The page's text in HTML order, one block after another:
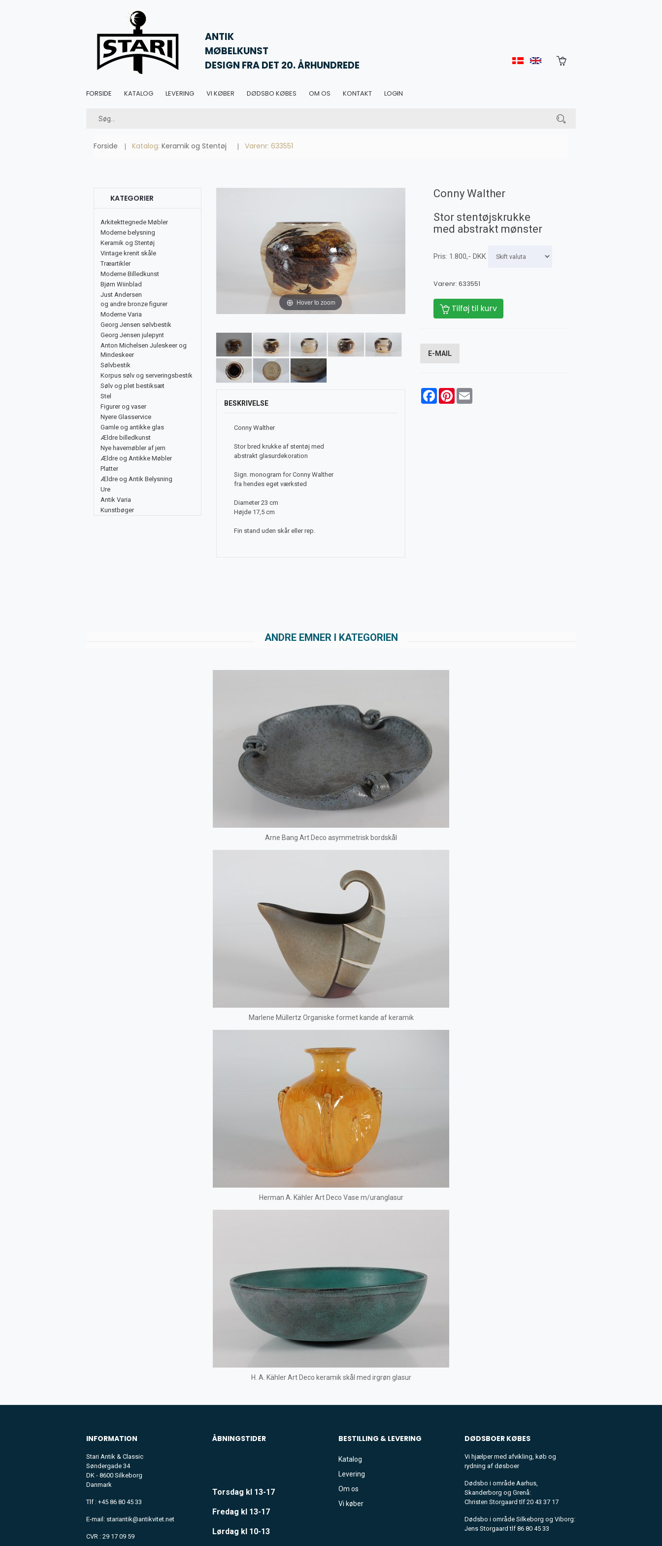
ANTIK
MØBELKUNST
DESIGN FRA DET 20. ÅRHUNDREDE
FORSIDE KATALOG LEVERING VI KØBER DØDSBO KØBES OM OS KONTAKT LOGIN
Forside Katalog: Keramik og Stentøj Varenr: 633551
KATEGORIER
Arkitekttegnede Møbler
Moderne belysning
Keramik og Stentøj
Vintage krenit skåle
Træartikler
Moderne Billedkunst
Bjørn Wiinblad
Just Andersen
og andre bronze figurer
Moderne Varia
Georg Jensen sølvbestik
Georg Jensen julepynt
Anton Michelsen Juleskeer og
Mindeskeer
Sølvbestik
Korpus sølv og serveringsbestik
Sølv og plet bestiksæt
Stel
Figurer og vaser
Nyere Glasservice
Gamle og antikke glas
Ældre billedkunst
Nye havemøbler af jern
Ældre og Antikke Møbler
Platter
Ældre og Antik Belysning
Ure
Antik Varia
Kunstbøger
Hover to zoom
BESKRIVELSE
Conny Walther
Stor bred krukke af stentøj med
abstrakt glasurdekoration
Sign. monogram for Conny Walther
fra hendes eget værksted
Diameter 23 cm
Højde 17,5 cm
Fin stand uden skår eller rep.
Conny Walther
Stor stentøjskrukke
med abstrakt mønster
Pris: 1.800,- DKK
Varenr: 633551
Tilføj til kurv
E-MAIL
FacebookPinterestEmail
ANDRE EMNER I KATEGORIEN
Arne Bang Art Deco asymmetrisk bordskål
Marlene Müllertz Organiske formet kande af keramik
Herman A. Kähler Art Deco Vase m/uranglasur
H. A. Kähler Art Deco keramik skål med irgrøn glasur
INFORMATION
Stari Antik & Classic
Søndergade 34
DK - 8600 Silkeborg
Danmark
Tlf : +45 86 80 45 33
E-mail: stariantik@antikvitet.net
CVR : 29 17 09 59
ÅBNINGSTIDER
Torsdag kl 13-17
Fredag kl 13-17
Lørdag kl 10-13
BESTILLING & LEVERING
Katalog
Levering
Om os
Vi køber
DØDSBOER KØBES
Vi hjælper med afvikling, køb og
rydning af døsboer
Dødsbo i område Aarhus,
Skanderborg og Grenå:
Christen Storgaard tlf 20 43 37 17
Dødsbo i område Silkeborg og Viborg:
Jens Storgaard tlf 86 80 45 33